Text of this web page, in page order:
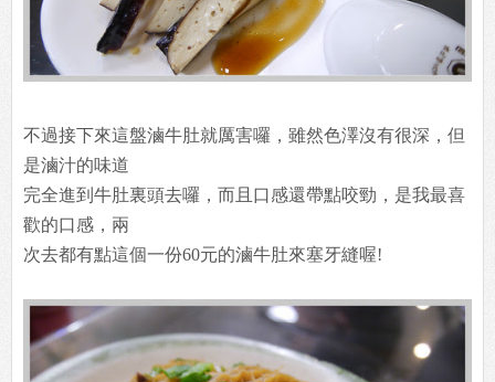
不過接下來這盤滷牛肚就厲害囉，雖然色澤沒有很深，但
是滷汁的味道
完全進到牛肚裏頭去囉，而且口感還帶點咬勁，是我最喜
歡的口感，兩
次去都有點這個一份60元的滷牛肚來塞牙縫喔!